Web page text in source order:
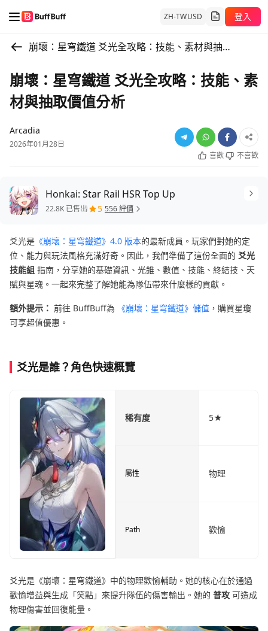
ZH-TWUSD 登入
崩壞：星穹鐵道 爻光全攻略：技能、素材與抽取價值分析
崩壞：星穹鐵道 爻光全攻略：技能、素
材與抽取價值分析
Arcadia
2026年01月28日
喜歡
不喜歡
Honkai: Star Rail HSR Top Up
22.8K 已售出 5 556 評價
爻光是 《崩壞：星穹鐵道》4.0 版本的最新成員。玩家們對她的定
位、能力與玩法風格充滿好奇。因此，我們準備了這份全面的 爻光
技能組 指南，分享她的基礎資訊、光錐、數值、技能、終結技、天
賦與星魂。一起來完整了解她能為隊伍帶來什麼樣的貢獻。
額外提示： 前往 BuffBuff為 《崩壞：星穹鐵道》儲值 ，購買星瓊
可享超值優惠。
爻光是誰？角色快速概覽
稀有度 5★
屬性 物理
Path 歡愉
爻光是《崩壞：星穹鐵道》中的物理歡愉輔助。她的核心在於通過
歡愉增益與生成「笑點」來提升隊伍的傷害輸出。她的 普攻 可造成
物理傷害並回復能量。